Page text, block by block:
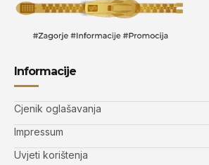
Informacije
Cjenik oglašavanja
Impressum
Uvjeti korištenja